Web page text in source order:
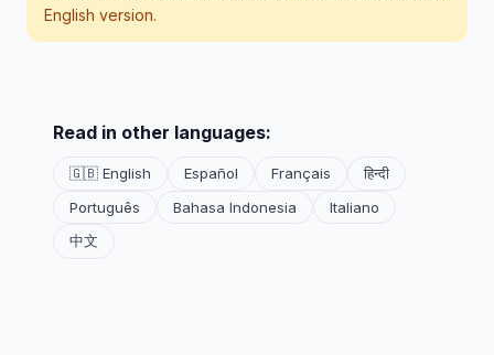
English version.
Read in other languages:
🇬🇧 English Español Français
हिन्दी
Português
Bahasa Indonesia
Italiano
中文